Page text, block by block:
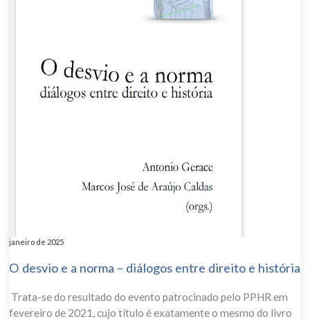
janeiro de 2025
O desvio e a norma – diálogos entre direito e história
Trata-se do resultado do evento patrocinado pelo PPHR em
fevereiro de 2021, cujo título é exatamente o mesmo do livro